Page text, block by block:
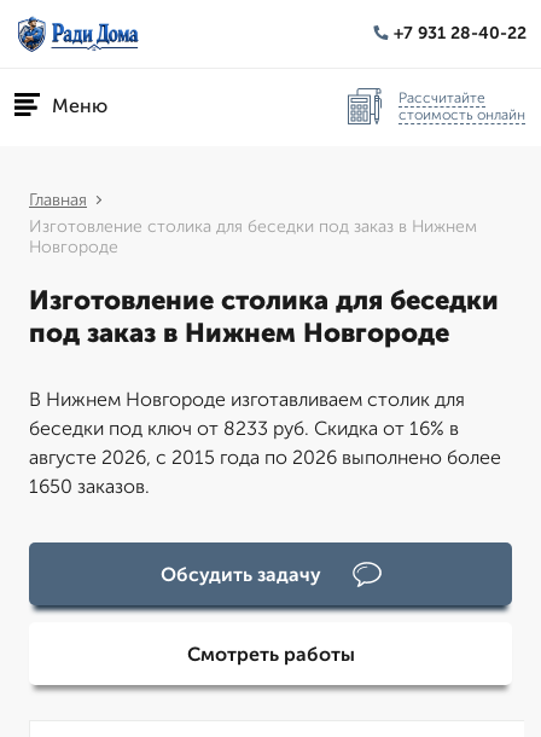
+7 931 28-40-22
Меню
Рассчитайте
стоимость онлайн
Главная
Изготовление столика для беседки под заказ в Нижнем
Новгороде
Изготовление столика для беседки
под заказ в Нижнем Новгороде
В Нижнем Новгороде изготавливаем столик для
беседки под ключ от 8233 руб. Скидка от 16% в
августе 2026, с 2015 года по 2026 выполнено более
1650 заказов.
Обсудить задачу
Смотреть работы